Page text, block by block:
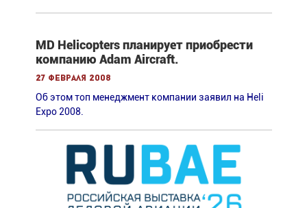
MD Helicopters планирует приобрести
компанию Adam Aircraft.
27 февраля 2008
Об этом топ менеджмент компании заявил на Heli
Expo 2008.